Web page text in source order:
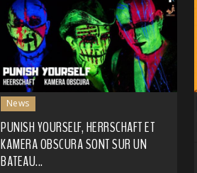
News
PUNISH YOURSELF, HERRSCHAFT ET
KAMERA OBSCURA SONT SUR UN
BATEAU...